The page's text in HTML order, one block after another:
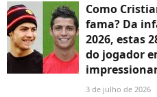
Como
fama? Da
2026, estas
do jogador
3 de julho de 2026